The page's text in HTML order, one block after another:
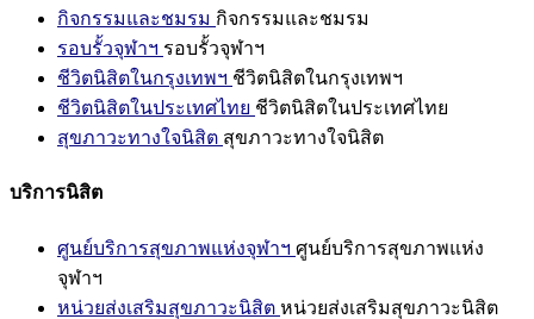
กิจกรรมและชมรม กิจกรรมและชมรม
รอบรั้วจุฬาฯ รอบรั้วจุฬาฯ
ชีวิตนิสิตในกรุงเทพฯ ชีวิตนิสิตในกรุงเทพฯ
ชีวิตนิสิตในประเทศไทย ชีวิตนิสิตในประเทศไทย
สุขภาวะทางใจนิสิต สุขภาวะทางใจนิสิต
บริการนิสิต
ศูนย์บริการสุขภาพแห่งจุฬาฯ ศูนย์บริการสุขภาพแห่ง
จุฬาฯ
หน่วยส่งเสริมสุขภาวะนิสิต หน่วยส่งเสริมสุขภาวะนิสิต